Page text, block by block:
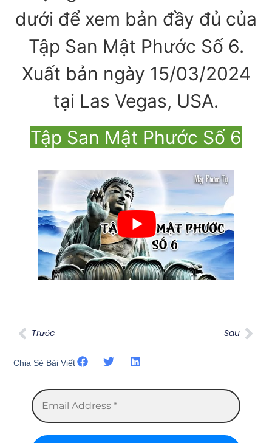
dưới để xem bản đầy đủ của
Tập San Mật Phước Số 6.
Xuất bản ngày 15/03/2024
tại Las Vegas, USA.
Tập San Mật Phước Số 6
Trước Sau
Chia Sẻ Bài Viết